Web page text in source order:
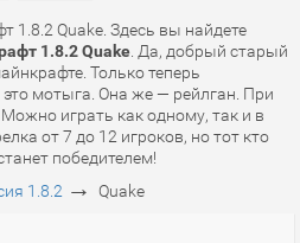
1.8.2 Quake. Здесь вы найдете
1.8.2 Quake . Да, добрый старый
Только теперь
мотыга. Она же — рейлган. При
играть как одному, так и в
от 7 до 12 игроков, но тот кто
победителем!
1.8.2 → Quake